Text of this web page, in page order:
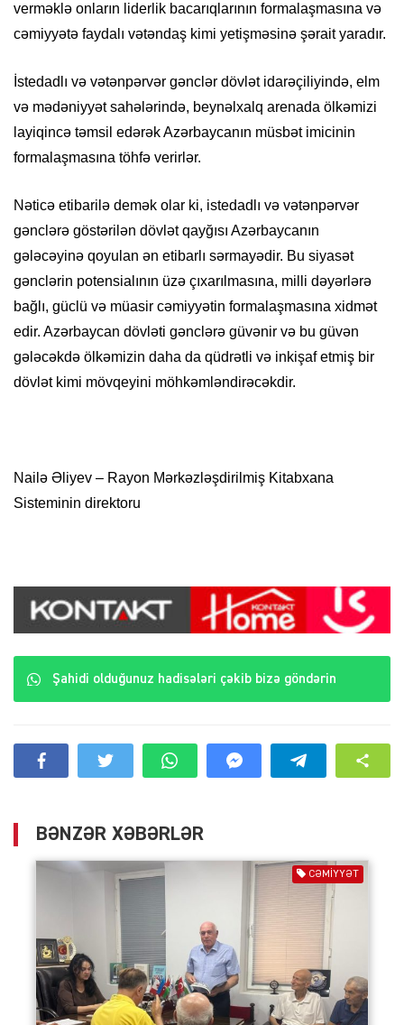
verməklə onların liderlik bacarıqlarının formalaşmasına və
cəmiyyətə faydalı vətəndaş kimi yetişməsinə şərait yaradır.
İstedadlı və vətənpərvər gənclər dövlət idarəçiliyində, elm
və mədəniyyət sahələrində, beynəlxalq arenada ölkəmizi
layiqincə təmsil edərək Azərbaycanın müsbət imicinin
formalaşmasına töhfə verirlər.
Nəticə etibarilə demək olar ki, istedadlı və vətənpərvər
gənclərə göstərilən dövlət qayğısı Azərbaycanın
gələcəyinə qoyulan ən etibarlı sərmayədir. Bu siyasət
gənclərin potensialının üzə çıxarılmasına, milli dəyərlərə
bağlı, güclü və müasir cəmiyyətin formalaşmasına xidmət
edir. Azərbaycan dövləti gənclərə güvənir və bu güvən
gələcəkdə ölkəmizin daha da qüdrətli və inkişaf etmiş bir
dövlət kimi mövqeyini möhkəmləndirəcəkdir.
Nailə Əliyev – Rayon Mərkəzləşdirilmiş Kitabxana
Sisteminin direktoru
Şahidi olduğunuz hadisələri çəkib bizə göndərin
BƏNZƏR XƏBƏRLƏR
CƏMIYYƏT